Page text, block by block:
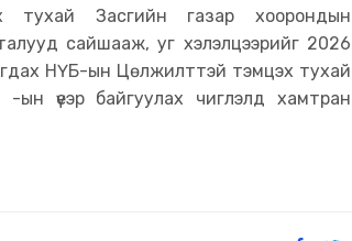
тухай Засгийн газар хоорондын
сайшааж, уг хэлэлцээрийг 2026
НҮБ-ын Цөлжилттэй тэмцэх тухай
ын үеэр байгуулах чиглэлд хамтран